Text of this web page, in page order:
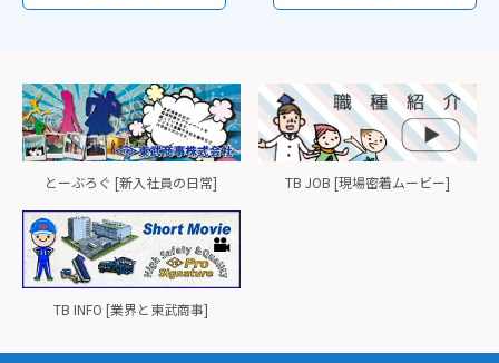
とーぶろぐ [新入社員の日常] TB JOB [現場密着ムービー]
TB INFO [業界と東武商事]